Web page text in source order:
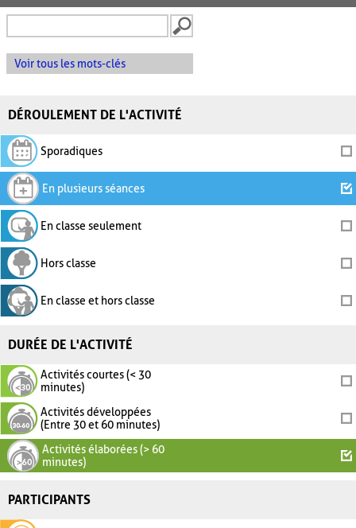
Voir tous les mots-clés
DÉROULEMENT DE L'ACTIVITÉ
Sporadiques
En plusieurs séances
En classe seulement
Hors classe
En classe et hors classe
DURÉE DE L'ACTIVITÉ
Activités courtes (< 30
minutes)
Activités développées
(Entre 30 et 60 minutes)
Activités élaborées (> 60
minutes)
PARTICIPANTS